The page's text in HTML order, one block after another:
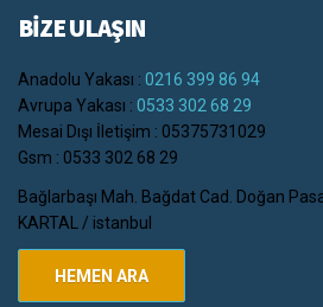
BİZE ULAŞIN
Anadolu Yakası : 0216 399 86 94
Avrupa Yakası : 0533 302 68 29
Mesai Dışı İletişim : 05375731029
Gsm : 0533 302 68 29
Bağlarbaşı Mah. Bağdat Cad. Doğan
KARTAL / istanbul
HEMEN ARA